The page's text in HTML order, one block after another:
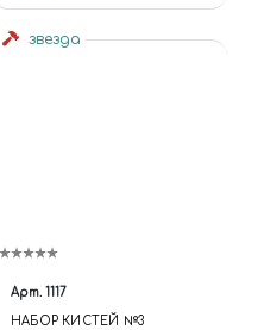
звезда
Арт. 1117
НАБОР КИСТЕЙ №3